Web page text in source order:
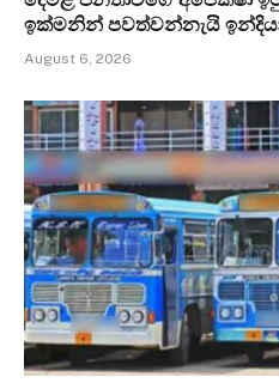
ඉක්මනින් පවත්වන්නැයි
August 6, 2026